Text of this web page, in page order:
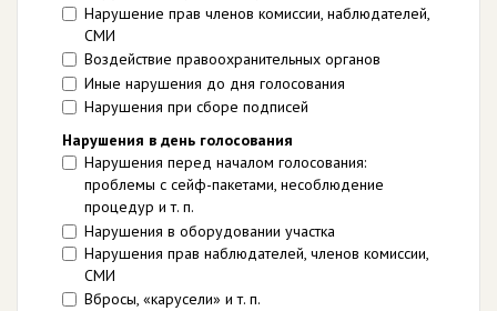
Нарушение прав членов комиссии, наблюдателей,
СМИ
Воздействие правоохранительных органов
Иные нарушения до дня голосования
Нарушения при сборе подписей
Нарушения в день голосования
Нарушения перед началом голосования:
проблемы с сейф-пакетами, несоблюдение
процедур и т. п.
Нарушения в оборудовании участка
Нарушения прав наблюдателей, членов комиссии,
СМИ
Вбросы, «карусели» и т. п.